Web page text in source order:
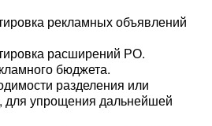
рекламных объявлений
расширений РО.
бюджета.
разделения или
для упрощения дальнейшей